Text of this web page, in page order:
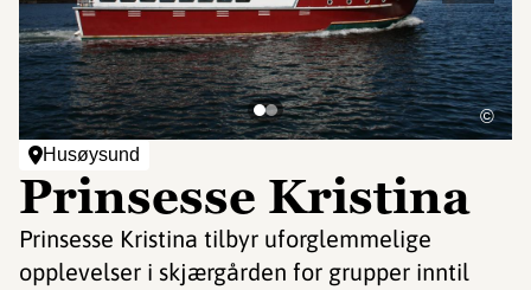
Husøysund
Prinsesse Kristina
Prinsesse Kristina tilbyr uforglemmelige
opplevelser i skjærgården for grupper inntil
©